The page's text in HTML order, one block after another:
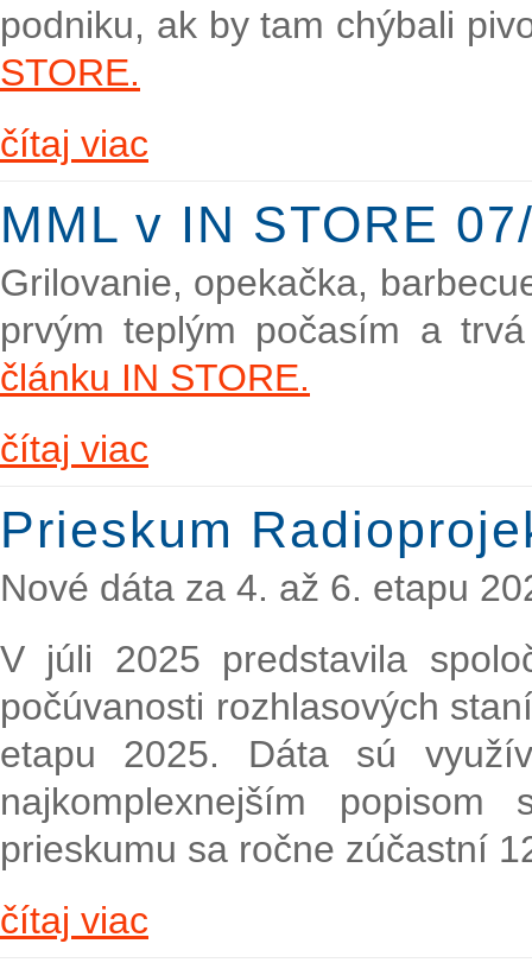
podniku, ak by tam chýbali
STORE.
čítaj viac
MML v IN STORE
Grilovanie, opekačka,
prvým teplým počasím a
článku IN STORE.
čítaj viac
Prieskum
Nové dáta za 4. až 6. etapu
V júli 2025 predstavila
počúvanosti rozhlasových
etapu 2025. Dáta sú
najkomplexnejším popisom
prieskumu sa ročne zúčastní
čítaj viac